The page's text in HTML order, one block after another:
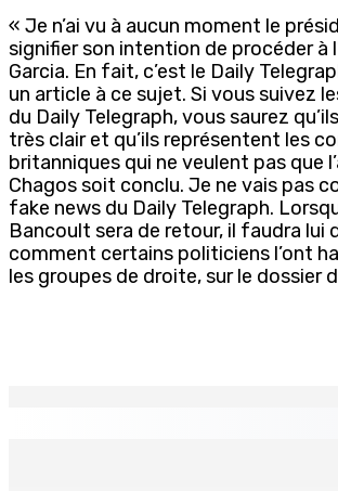
« Je n’ai vu à aucun moment le
signifier son intention de procéder à
Garcia. En fait, c’est le Daily
un article à ce sujet. Si vous suivez
du Daily Telegraph, vous saurez
très clair et qu’ils représentent les
britanniques qui ne veulent pas que
Chagos soit conclu. Je ne vais pas
fake news du Daily Telegraph.
Bancoult sera de retour, il faudra lui
comment certains politiciens l’ont
les groupes de droite, sur le dossier